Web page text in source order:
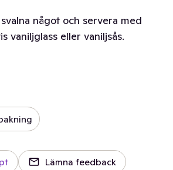
något och servera med
vaniljglass eller vaniljsås.
Lämna feedback